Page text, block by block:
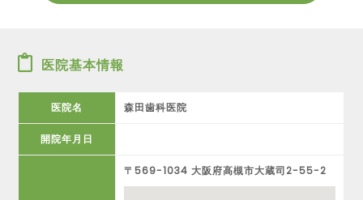
医院基本情報
医院名 森田歯科医院
開院年月日
〒569-1034 大阪府高槻市大蔵司2-55-2